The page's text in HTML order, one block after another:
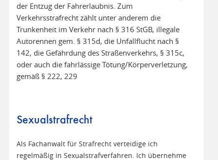
der Entzug der Fahrerlaubnis. Zum
Verkehrsstrafrecht zählt unter anderem die
Trunkenheit im Verkehr nach § 316 StGB, illegale
Autorennen gem. § 315d, die Unfallflucht nach §
142, die Gefährdung des Straßenverkehrs, § 315c,
oder auch die fahrlässige Tötung/Körperverletzung,
gemäß § 222, 229
Sexualstrafrecht
Als Fachanwalt für Strafrecht verteidige ich
regelmäßig in Sexualstrafverfahren. Ich übernehme